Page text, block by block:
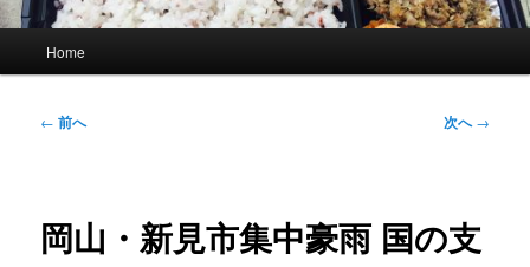
動
Home
投
ゲ
ー
← 前へ 次へ→
岡山・新見市集中豪雨 国の支